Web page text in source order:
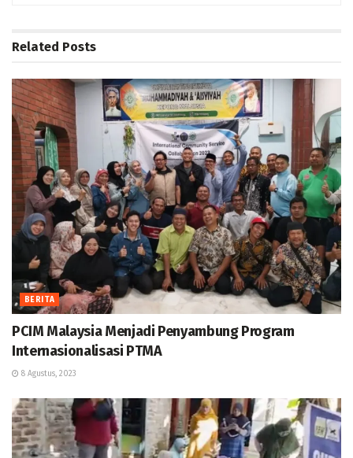
Related Posts
BERITA
PCIM Malaysia Menjadi Penyambung Program
Internasionalisasi PTMA
8 Agustus, 2023